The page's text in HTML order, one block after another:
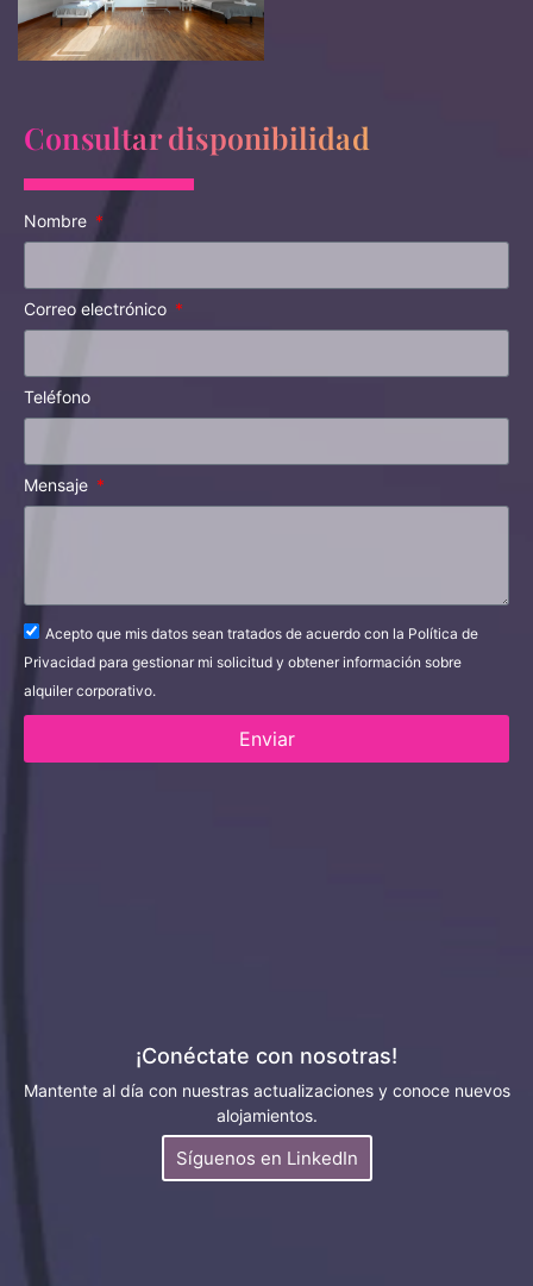
Consultar disponibilidad
Nombre
Correo electrónico
Teléfono
Mensaje
Acepto que mis datos sean tratados de acuerdo con la Política de
Privacidad para gestionar mi solicitud y obtener información sobre
alquiler corporativo.
Enviar
¡Conéctate con nosotras!
Mantente al día con nuestras actualizaciones y conoce nuevos
alojamientos.
Síguenos en LinkedIn